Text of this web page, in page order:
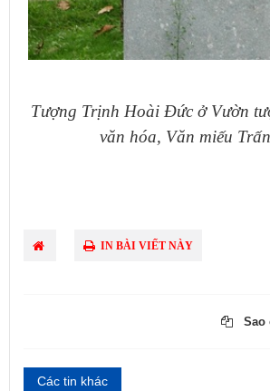
Tượng Trịnh Hoài Đức ở Vườn
văn hóa, Văn miếu
IN BÀI VIẾT NÀY
Sao
Các tin khác